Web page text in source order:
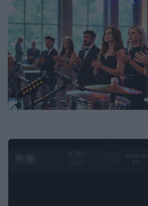
0:29 /